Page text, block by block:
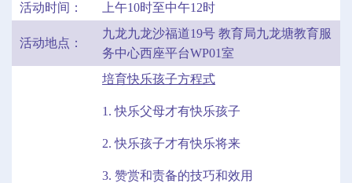
活动时间：
上午10时至中午12时
活动地点：
九龙九龙沙福道19号 教育局九龙塘教育服
务中心西座平台WP01室
培育快乐孩子方程式
1. 快乐父母才有快乐孩子
2. 快乐孩子才有快乐将来
3. 赞赏和责备的技巧和效用